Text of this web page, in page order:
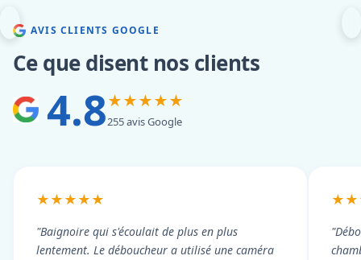
AVIS CLIENTS GOOGLE
Ce que disent nos clients
4.8★★★★★
255 avis Google
★★★★★
"Baignoire qui s'écoulait de plus en plus
lentement. Le déboucheur a utilisé une caméra